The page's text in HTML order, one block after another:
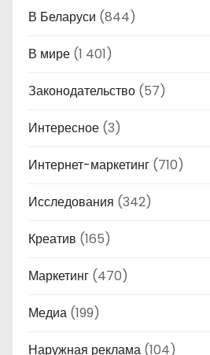
В Беларуси (844)
В мире (1 401)
Законодательство (57)
Интересное (3)
Интернет-маркетинг (710)
Исследования (342)
Креатив (165)
Маркетинг (470)
Медиа (199)
Наружная реклама (104)